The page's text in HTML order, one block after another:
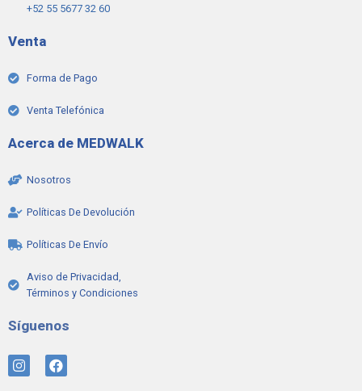
+52 55 5677 32 60
Venta
Forma de Pago
Venta Telefónica
Acerca de MEDWALK
Nosotros
Políticas De Devolución
Políticas De Envío
Aviso de Privacidad,
Términos y Condiciones
Síguenos
I
n
F
a